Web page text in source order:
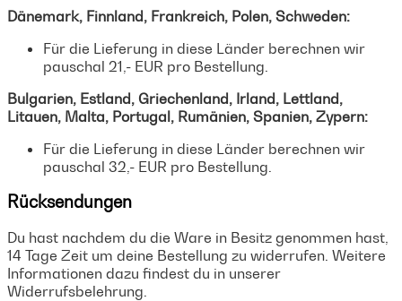
Dänemark, Finnland, Frankreich, Polen, Schweden:
Für die Lieferung in diese Länder berechnen wir
pauschal 21,- EUR pro Bestellung.
Bulgarien, Estland, Griechenland, Irland, Lettland,
Litauen, Malta, Portugal, Rumänien, Spanien, Zypern:
Für die Lieferung in diese Länder berechnen wir
pauschal 32,- EUR pro Bestellung.
Rücksendungen
Du hast nachdem du die Ware in Besitz genommen hast,
14 Tage Zeit um deine Bestellung zu widerrufen. Weitere
Informationen dazu findest du in unserer
Widerrufsbelehrung.